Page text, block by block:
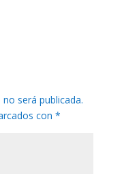
será publicada.
con *